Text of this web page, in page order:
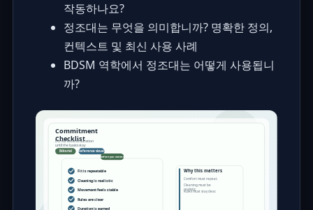
작동하나요?
정조대는 무엇을 의미합니까? 명확한 정의,
컨텍스트 및 최신 사용 사례
BDSM 역학에서 정조대는 어떻게 사용됩니
까?